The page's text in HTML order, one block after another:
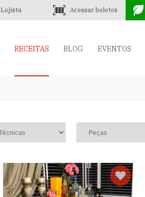
Lojista Acessar boletos
RECEITAS BLOG EVENTOS